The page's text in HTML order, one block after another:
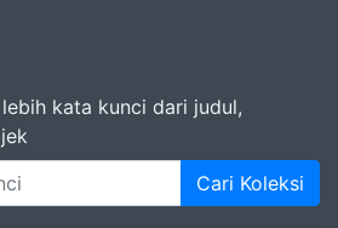
kata kunci dari judul,
Cari Koleksi